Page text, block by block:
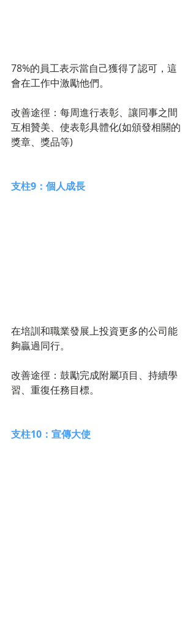
78%的員工表示當自己獲得了認可，這
會在工作中激勵他們。
改善途徑：每周進行表彰、讓同事之間
互相贊美、使表彰具體化(如頒發相關的
獎章、獎品等)
支柱9：個人成長
在培訓和職業發展上投資更多的公司能
夠贏過同行。
改善途徑：鼓勵完成附屬項目、持續學
習、重復任務目標。
支柱10：宣傳大使